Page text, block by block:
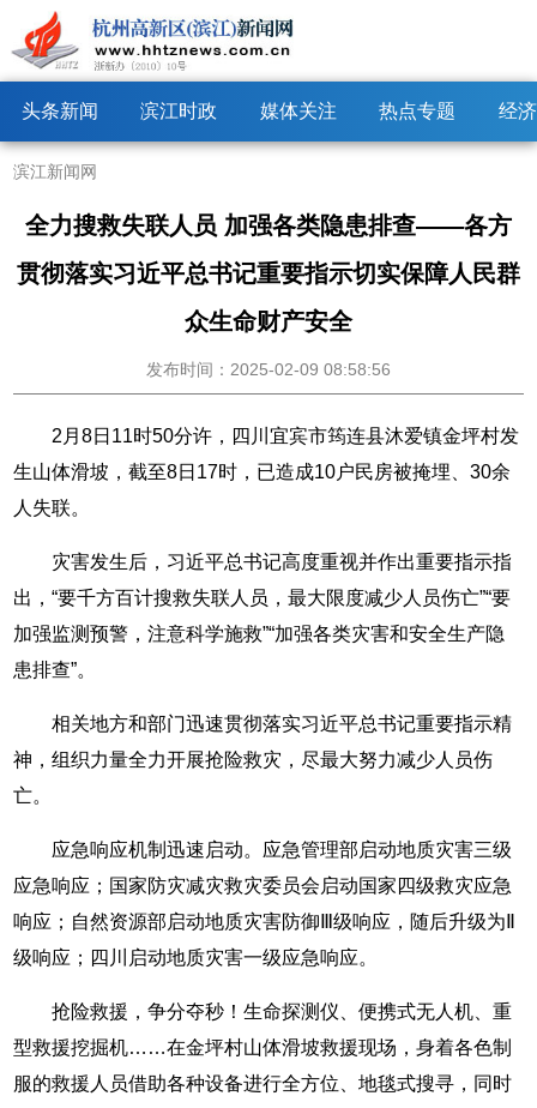
头条新闻 滨江时政 媒体关注 热点专题 经
滨江新闻网
全力搜救失联人员 加强各类隐患排查——各方
贯彻落实习近平总书记重要指示切实保障人民群
众生命财产安全
发布时间：2025-02-09 08:58:56
2月8日11时50分许，四川宜宾市筠连县沐爱镇金坪村发
生山体滑坡，截至8日17时，已造成10户民房被掩埋、30余
人失联。
灾害发生后，习近平总书记高度重视并作出重要指示指
出，“要千方百计搜救失联人员，最大限度减少人员伤亡”“要
加强监测预警，注意科学施救”“加强各类灾害和安全生产隐
患排查”。
相关地方和部门迅速贯彻落实习近平总书记重要指示精
神，组织力量全力开展抢险救灾，尽最大努力减少人员伤
亡。
应急响应机制迅速启动。应急管理部启动地质灾害三级
应急响应；国家防灾减灾救灾委员会启动国家四级救灾应急
响应；自然资源部启动地质灾害防御Ⅲ级响应，随后升级为Ⅱ
级响应；四川启动地质灾害一级应急响应。
抢险救援，争分夺秒！生命探测仪、便携式无人机、重
型救援挖掘机……在金坪村山体滑坡救援现场，身着各色制
服的救援人员借助各种设备进行全方位、地毯式搜寻，同时